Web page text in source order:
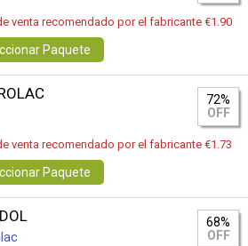
venta recomendado por el fabricante €1.90
Paquete
72%
OFF
venta recomendado por el fabricante €1.73
Paquete
68%
OFF